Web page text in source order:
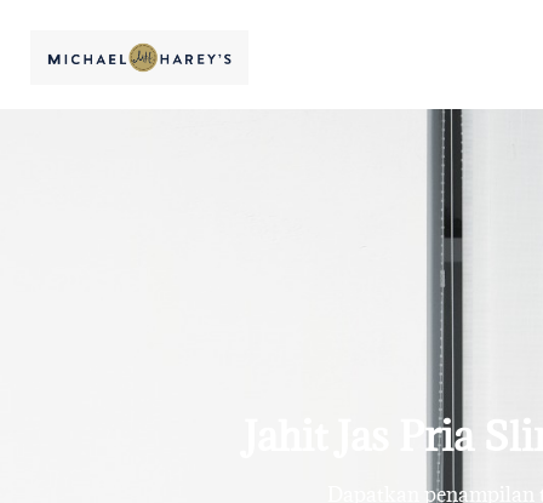
Jahit Jas Pria
Dapatkan